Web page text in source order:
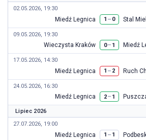
02.05.2026, 19:30
Miedź Legnica 1 – 0 Stal
09.05.2026, 19:30
Wieczysta Kraków 0– 1 Miedź
17.05.2026, 14:30
Miedź Legnica 1 – 2 Ruch
24.05.2026, 16:30
Miedź Legnica 2– 1
Lipiec 2026
27.07.2026, 19:00
Miedź Legnica 1 – 1